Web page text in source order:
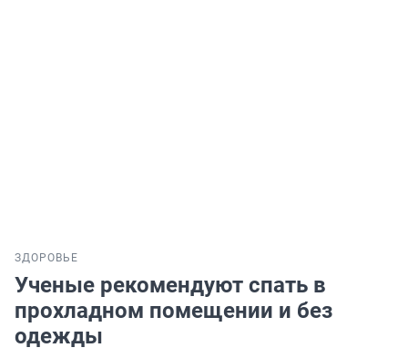
ЗДОРОВЬЕ
Ученые рекомендуют спать в
прохладном помещении и без
одежды